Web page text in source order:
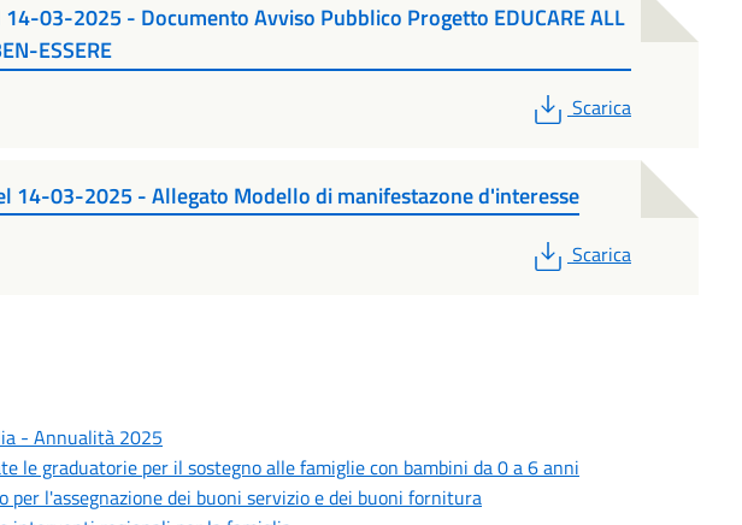
03-2025 - Documento Avviso Pubblico Progetto EDUCARE ALL
ESSERE
PDF
Scarica
14-03-2025 - Allegato Modello di manifestazone d'interesse
PDF
Scarica
- Annualità 2025
le graduatorie per il sostegno alle famiglie con bambini da 0 a 6 anni
per l'assegnazione dei buoni servizio e dei buoni fornitura